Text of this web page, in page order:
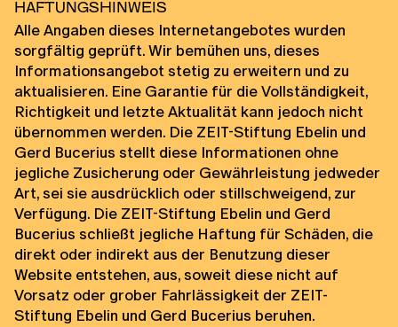
Haftungshinweis
Alle Angaben dieses Internetangebotes wurden
sorgfältig geprüft. Wir bemühen uns, dieses
Informationsangebot stetig zu erweitern und zu
aktualisieren. Eine Garantie für die Vollständigkeit,
Richtigkeit und letzte Aktualität kann jedoch nicht
übernommen werden. Die ZEIT-Stiftung Ebelin und
Gerd Bucerius stellt diese Informationen ohne
jegliche Zusicherung oder Gewährleistung jedweder
Art, sei sie ausdrücklich oder stillschweigend, zur
Verfügung. Die ZEIT-Stiftung Ebelin und Gerd
Bucerius schließt jegliche Haftung für Schäden, die
direkt oder indirekt aus der Benutzung dieser
Website entstehen, aus, soweit diese nicht auf
Vorsatz oder grober Fahrlässigkeit der ZEIT-
Stiftung Ebelin und Gerd Bucerius beruhen.